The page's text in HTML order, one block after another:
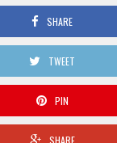
SHARE
TWEET
PIN
SHARE